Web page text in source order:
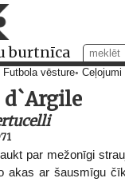
burtnīca
Futbola vēsture Ceļojumi
d`Argile
par mežonīgi
akas ar šausmīgu